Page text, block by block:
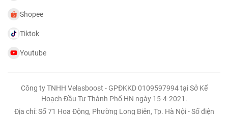
Shopee
Tiktok
Youtube
Công ty TNHH Velasboost - GPĐKKD 0109597994 tại Sở Kế
Hoạch Đầu Tư Thành Phố HN ngày 15-4-2021.
Địa chỉ: Số 71 Hoa Động, Phường Long Biên, Tp. Hà Nội - Số điện